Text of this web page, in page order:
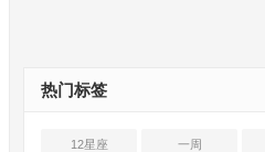
热门标签
12星座 一周